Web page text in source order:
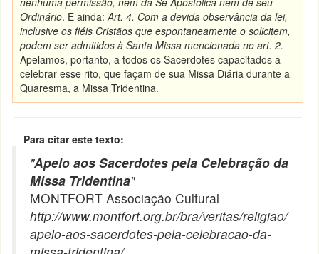
Ordinário. E ainda:Art. 4. Com a devida observância da lei,
inclusive os fiéis Cristãos que espontaneamente o solicitem,
podem ser admitidos à Santa Missa mencionada no art. 2.
Apelamos, portanto, a todos os Sacerdotes capacitados a
celebrar esse rito, que façam de sua Missa Diária durante a
Quaresma, a Missa Tridentina.
Para citar este texto:
"Apelo aos Sacerdotes pela Celebração da
Missa Tridentina"
MONTFORT Associação Cultural
http://www.montfort.org.br/bra/veritas/religiao/
apelo-aos-sacerdotes-pela-celebracao-da-